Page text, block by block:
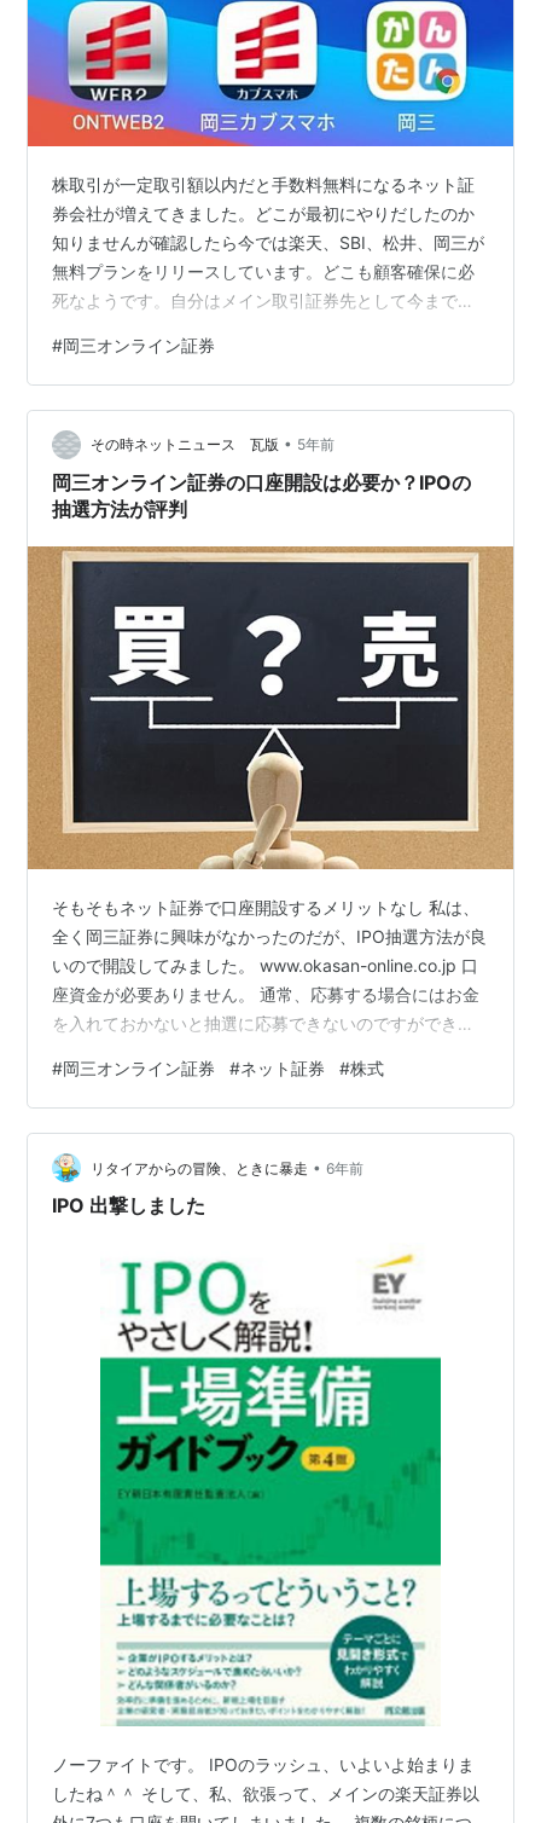
株取引が一定取引額以内だと手数料無料になるネット証
券会社が増えてきました。どこが最初にやりだしたのか
知りませんが確認したら今では楽天、SBI、松井、岡三が
無料プランをリリースしています。どこも顧客確保に必
死なようです。自分はメイン取引証券先として今まで楽
料というのはありがたいです。ただ枠の100万円って結構
すぐに使い切っちゃうんですね。だから手数料無料で使
えるサブ口座が他にもほしいなあと前々から思っており
ましたところ、岡三オンライン証券を開設すると数千円
プレゼントと3ヶ月間手数料無料キャンペーンを実施して
いたので申し込んでみたのですが… ス…
#岡三オンライン証券
その時ネットニュース 瓦版 • 5年前
岡三オンライン証券の口座開設は必要か？IPOの
抽選方法が評判
そもそもネット証券で口座開設するメリットなし 私は、
全く岡三証券に興味がなかったのだが、IPO抽選方法が良
いので開設してみました。 www.okasan-online.co.jp 口
座資金が必要ありません。 通常、応募する場合にはお金
を入れておかないと抽選に応募できないのですができま
った老舗証券にありがちな電話は一度きりありました。
岡三証券とは別会社のようです ネット証券専業であり、
電話注文等がないようです。 親会社はご存知、昔ながら
の会社です。 IPO以外は正直メリットがないのですが、
CFDにも参入しているので条件よければ検討してみよ
#岡三オンライン証券 #ネット証券 #株式
リタイアからの冒険、ときに暴走 • 6年前
IPO 出撃しました
ノーファイトです。 IPOのラッシュ、いよいよ始まりま
したね＾＾ そして、私、欲張って、メインの楽天証券以